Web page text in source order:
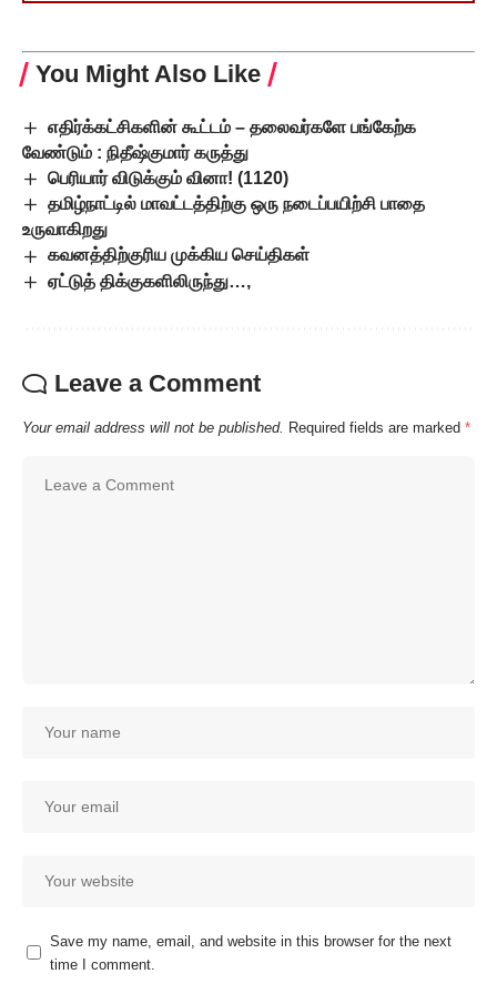
You Might Also Like
எதிர்க்கட்சிகளின் கூட்டம் – தலைவர்களே பங்கேற்க
வேண்டும் : நிதீஷ்குமார் கருத்து
பெரியார் விடுக்கும் வினா! (1120)
தமிழ்நாட்டில் மாவட்டத்திற்கு ஒரு நடைப்பயிற்சி பாதை
உருவாகிறது
கவனத்திற்குரிய முக்கிய செய்திகள்
ஏட்டுத் திக்குகளிலிருந்து…,
Leave a Comment
Your email address will not be published. Required fields are marked *
Save my name, email, and website in this browser for the next
time I comment.